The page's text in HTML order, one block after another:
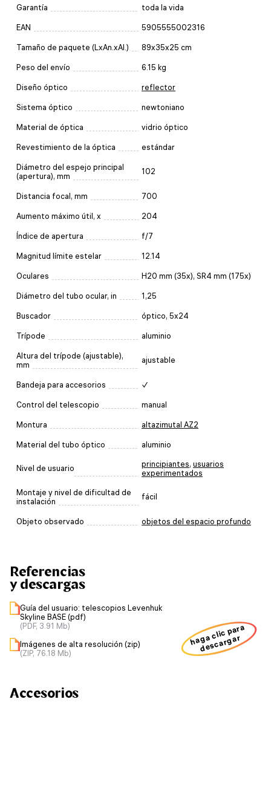
Garantía toda la vida
EAN 5905555002316
Tamaño de paquete (LxAn.xAl.) 89x35x25 cm
Peso del envío 6.15 kg
Diseño óptico reflector
Sistema óptico newtoniano
Material de óptica vidrio óptico
Revestimiento de la óptica estándar
Diámetro del espejo principal
(apertura), mm
102
Distancia focal, mm 700
Aumento máximo útil, x 204
Índice de apertura f/7
Magnitud límite estelar 12.14
Oculares H20 mm (35х), SR4 mm (175х)
Diámetro del tubo ocular, in 1,25
Buscador óptico, 5x24
Trípode aluminio
Altura del trípode (ajustable),
mm
ajustable
Bandeja para accesorios ✓
Control del telescopio manual
Montura altazimutal AZ2
Material del tubo óptico aluminio
Nivel de usuario principiantes, usuarios
experimentados
Montaje y nivel de dificultad de
instalación
fácil
Objeto observado objetos del espacio profundo
Referencias
y descargas
Guía del usuario: telescopios Levenhuk
Skyline BASE (pdf)
(PDF, 3.91 Mb)
Imágenes de alta resolución (zip)
(ZIP, 76.18 Mb)
haga clic para
descargar
Accesorios